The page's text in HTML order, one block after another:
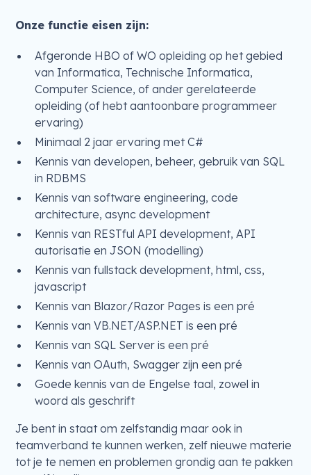
Onze functie eisen zijn:
Afgeronde HBO of WO opleiding op het gebied
van Informatica, Technische Informatica,
Computer Science, of ander gerelateerde
opleiding (of hebt aantoonbare programmeer
ervaring)
Minimaal 2 jaar ervaring met C#
Kennis van developen, beheer, gebruik van SQL
in RDBMS
Kennis van software engineering, code
architecture, async development
Kennis van RESTful API development, API
autorisatie en JSON (modelling)
Kennis van fullstack development, html, css,
javascript
Kennis van Blazor/Razor Pages is een pré
Kennis van VB.NET/ASP.NET is een pré
Kennis van SQL Server is een pré
Kennis van OAuth, Swagger zijn een pré
Goede kennis van de Engelse taal, zowel in
woord als geschrift
Je bent in staat om zelfstandig maar ook in
teamverband te kunnen werken, zelf nieuwe materie
tot je te nemen en problemen grondig aan te pakken